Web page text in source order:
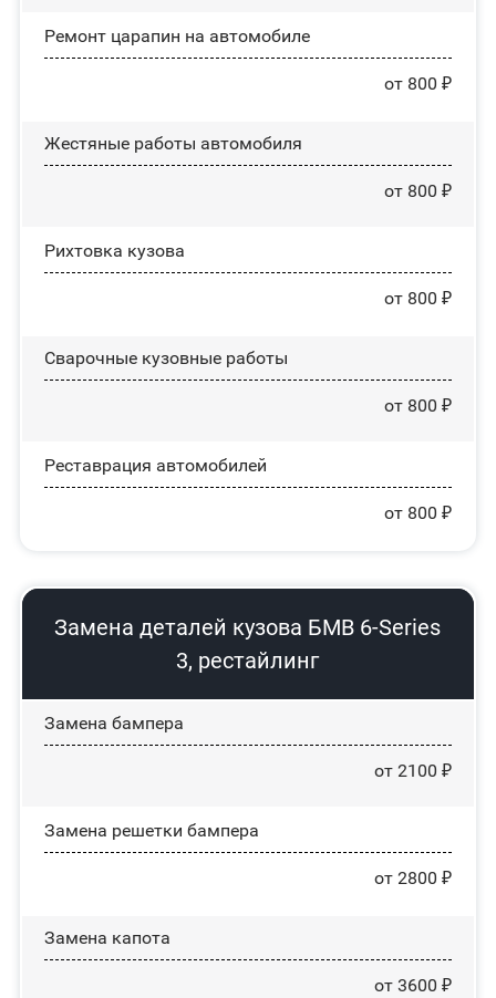
Ремонт царапин на автомобиле
от 800 ₽
Жестяные работы автомобиля
от 800 ₽
Рихтовка кузова
от 800 ₽
Сварочные кузовные работы
от 800 ₽
Реставрация автомобилей
от 800 ₽
Замена деталей кузова БМВ 6-Series
3, рестайлинг
Замена бампера
от 2100 ₽
Замена решетки бампера
от 2800 ₽
Замена капота
от 3600 ₽